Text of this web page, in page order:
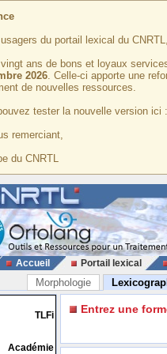
du portail lexical du CNRTL,
ans de bons et loyaux
2026. Celle-ci apporte une
de nouvelles ressources.
tester la nouvelle version ici :
remerciant,
du CNRTL
Accueil Portail lexical
Morphologie
TLFi
Académie
Entrez une